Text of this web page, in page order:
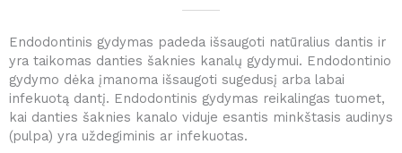
Endodontinis gydymas padeda išsaugoti natūralius dantis ir
yra taikomas danties šaknies kanalų gydymui. Endodontinio
gydymo dėka įmanoma išsaugoti sugedusį arba labai
infekuotą dantį. Endodontinis gydymas reikalingas tuomet,
kai danties šaknies kanalo viduje esantis minkštasis audinys
(pulpa) yra uždegiminis ar infekuotas.